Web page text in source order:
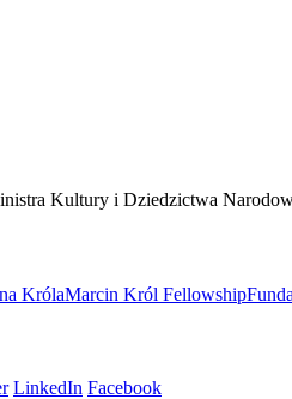
Kultury i Dziedzictwa
KrólaMarcin Król Fellowship
LinkedIn Facebook